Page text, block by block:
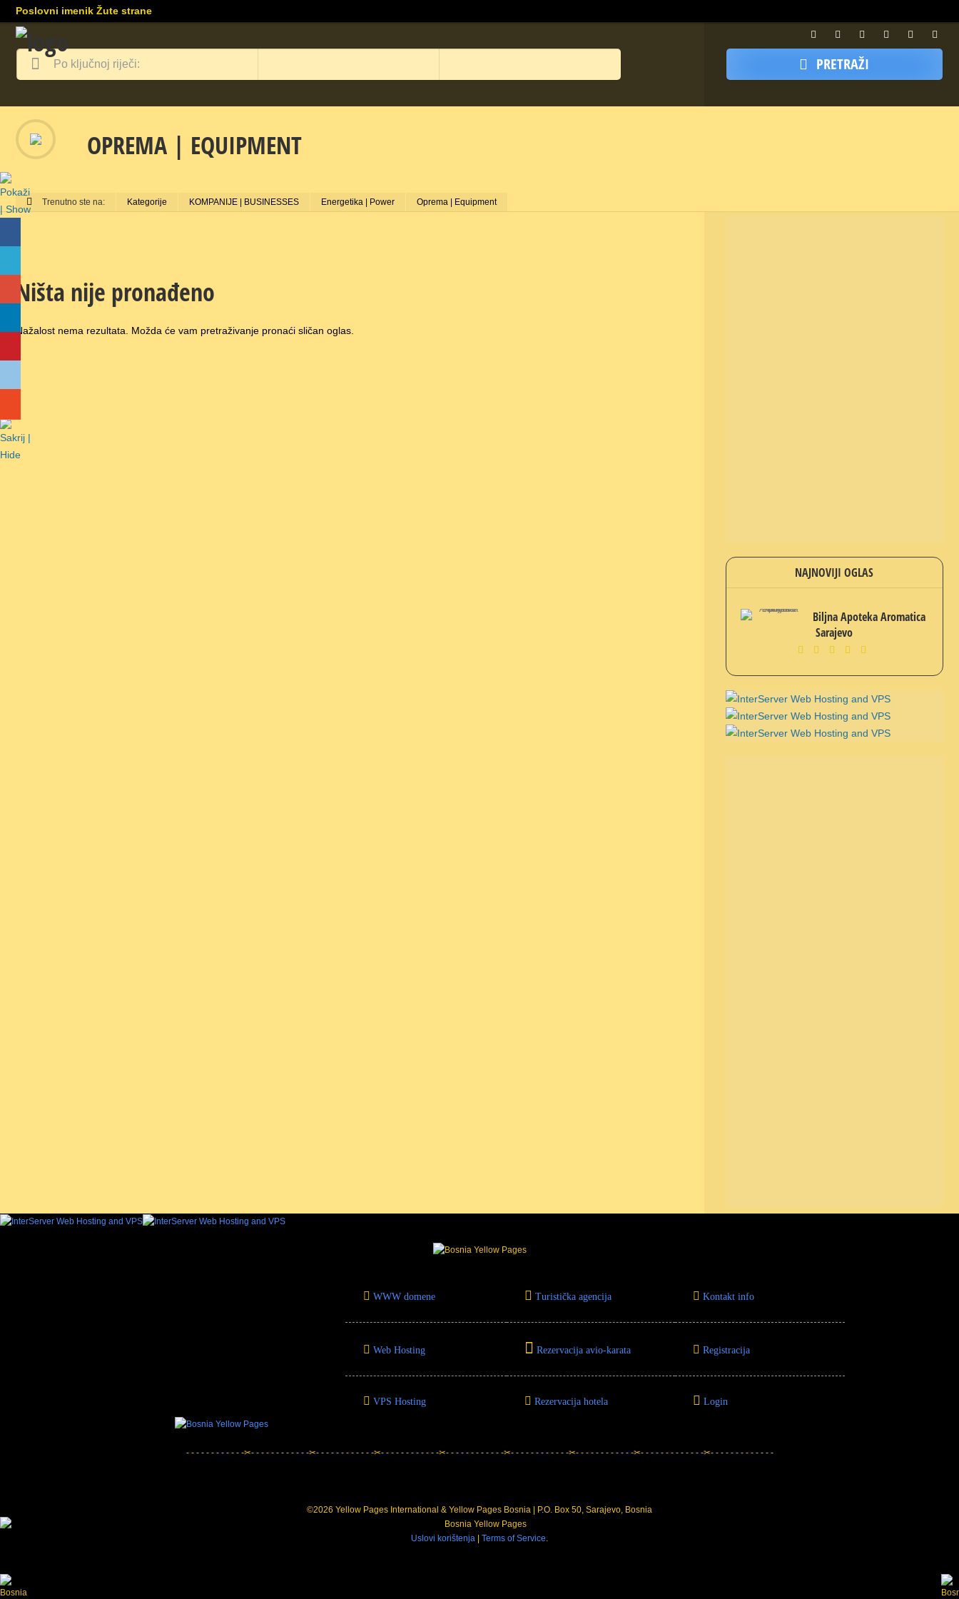
Poslovni imenik Žute strane
PRETRAŽI
OPREMA | EQUIPMENT
Trenutno ste na: Kategorije KOMPANIJE | BUSINESSES Energetika | Power Oprema | Equipment
Ništa nije pronađeno
Nažalost nema rezultata. Možda će vam pretraživanje pronaći sličan oglas.
NAJNOVIJI OGLAS
Biljna Apoteka Aromatica
Sarajevo
WWW domene Turistička agencija Kontakt info
Web Hosting Rezervacija avio-karata Registracija
VPS Hosting Rezervacija hotela Login
- - - - - - - - - - - -✂- - - - - - - - - - - -✂- - - - - - - - - - - -✂- - - - - - - - - - - -✂- - - - - - - - - - - -✂- - - - - - - - - - - -✂- - - - - - - - - - - -✂- - - - - - - - - - - - -✂- - - - - - - - - - - - -
©2026 Yellow Pages International & Yellow Pages Bosnia | P.O. Box 50, Sarajevo, Bosnia
Uslovi korištenja Terms of Service.